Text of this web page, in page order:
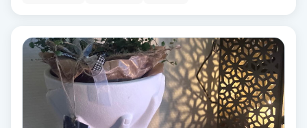
Hot yoga
Hudföryngring
Huduppstramning